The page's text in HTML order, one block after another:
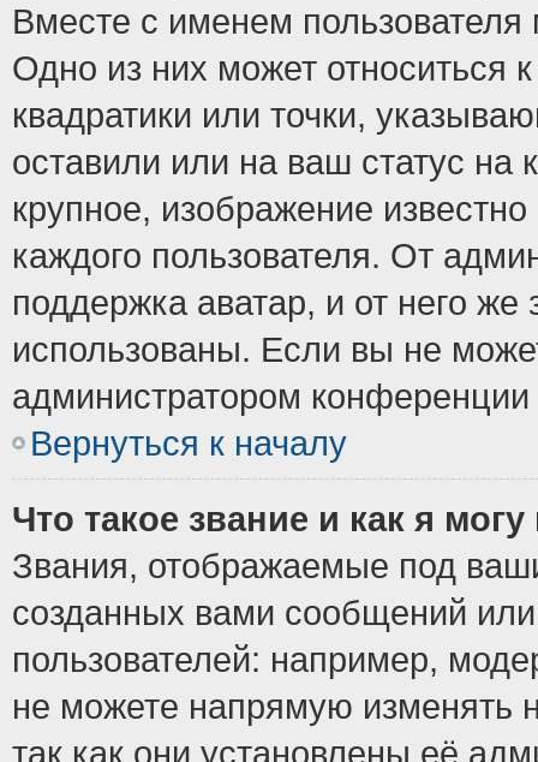
Вместе с именем пользователя
Одно из них может относиться
квадратики или точки,
оставили или на ваш статус
крупное, изображение
каждого пользователя. От
поддержка аватар, и от него же
использованы. Если вы не
администратором
Вернуться к началу
Что такое звание и как я
Звания, отображаемые под
созданных вами сообщений
пользователей: например,
не можете напрямую изменять
так как они установлены её